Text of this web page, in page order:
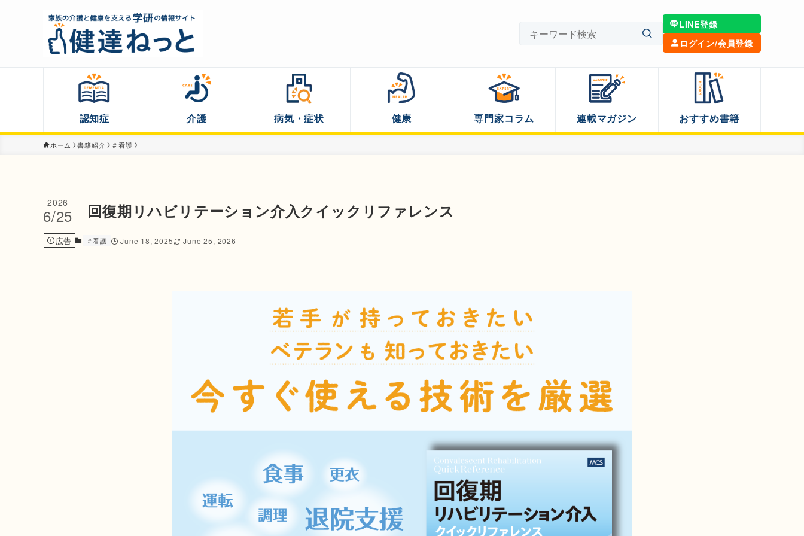
LINE登録
ログイン/会員登録
認知症 介護 病気・症状 健康 専門家コラム 連載マガジン おすすめ書籍
ホーム 書籍紹介 ＃看護
回復期リハビリテーション介入クイックリファレンス
2026
6/25
広告 ＃看護 June 18, 2025 June 25, 2026